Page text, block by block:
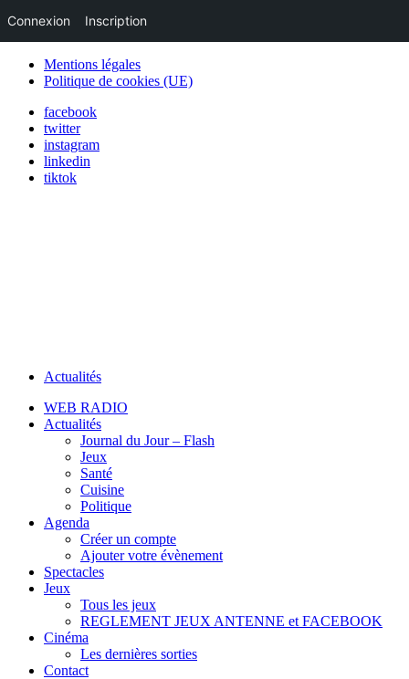
Mentions légales
Politique de cookies (UE)
facebook
twitter
instagram
linkedin
tiktok
Actualités
WEB RADIO
Actualités
Journal du Jour – Flash
Jeux
Santé
Cuisine
Politique
Agenda
Créer un compte
Ajouter votre évènement
Spectacles
Jeux
Tous les jeux
REGLEMENT JEUX ANTENNE et FACEBOOK
Cinéma
Les dernières sorties
Contact
Connexion Inscription